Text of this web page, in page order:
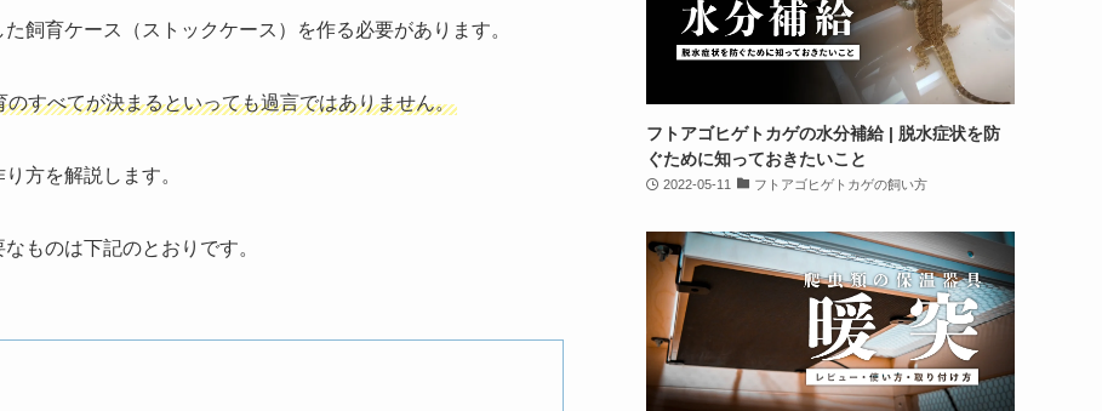
飼育ケース（ストックケース） を作る必要があります。
のすべてが決まるといっても過言ではありません。
方を解説します。
ものは下記のとおりです。
フトアゴヒゲトカゲの水分補給 | 脱水症状を防
ぐために知っておきたいこと
2022-05-11 フトアゴヒゲトカゲの飼い方